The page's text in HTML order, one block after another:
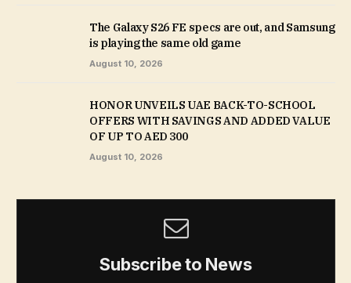
The Galaxy S26 FE specs are out, and Samsung
is playing the same old game
August 10, 2026
HONOR UNVEILS UAE BACK-TO-SCHOOL
OFFERS WITH SAVINGS AND ADDED VALUE
OF UP TO AED 300
August 10, 2026
Subscribe to News